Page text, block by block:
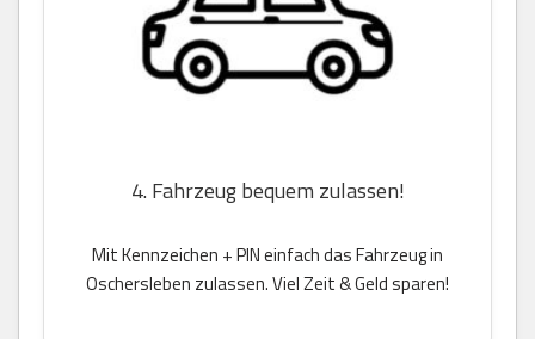
4. Fahrzeug bequem zulassen!
Mit Kennzeichen + PIN einfach das Fahrzeug in
Oschersleben zulassen. Viel Zeit & Geld sparen!